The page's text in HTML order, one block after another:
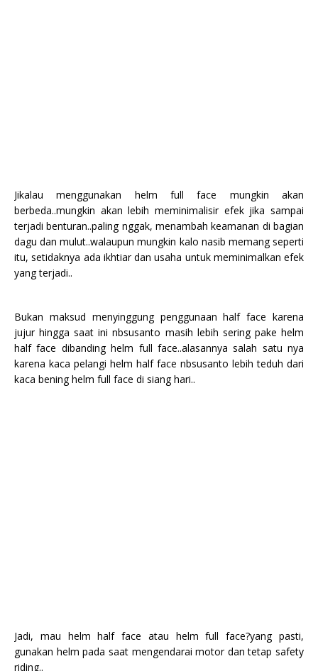
Jikalau menggunakan helm full face mungkin akan
berbeda..mungkin akan lebih meminimalisir efek jika sampai
terjadi benturan..paling nggak, menambah keamanan di bagian
dagu dan mulut..walaupun mungkin kalo nasib memang seperti
itu, setidaknya ada ikhtiar dan usaha untuk meminimalkan efek
yang terjadi..
Bukan maksud menyinggung penggunaan half face karena
jujur hingga saat ini nbsusanto masih lebih sering pake helm
half face dibanding helm full face..alasannya salah satu nya
karena kaca pelangi helm half face nbsusanto lebih teduh dari
kaca bening helm full face di siang hari..
Jadi, mau helm half face atau helm full face?yang pasti,
gunakan helm pada saat mengendarai motor dan tetap safety
riding..